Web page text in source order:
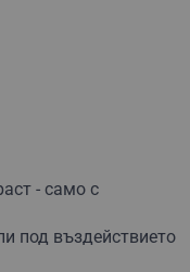
- само с
под въздействието